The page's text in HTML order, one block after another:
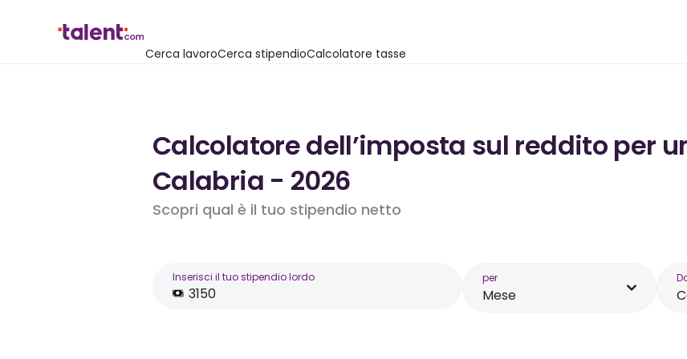
Cerca lavoroCerca stipendioCalcolatore tasse
Calcolatore dell’imposta sul reddito per
Calabria - 2026
Scopri qual è il tuo stipendio netto
Inserisci il tuo stipendio lordo per
Mese